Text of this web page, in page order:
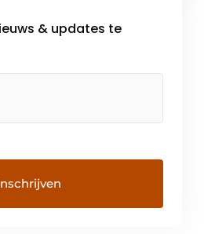
& updates te